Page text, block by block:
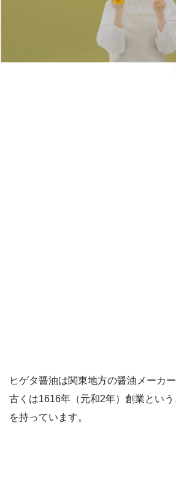
ヒゲタ醤油は関東地方の醤油メーカ
古くは1616年（元和2年）創業とい
を持っています。